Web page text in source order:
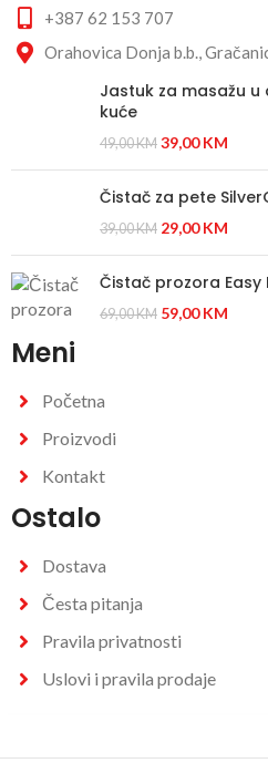
+387 62 153 707
Orahovica Donja b.b.,
Jastuk za masažu
kuće
49,00KM 39,00KM
Čistač za pete
39,00KM 29,00KM
Čistač prozora Easy
69,00KM 59,00KM
Meni
Početna
Proizvodi
Kontakt
Ostalo
Dostava
Česta pitanja
Pravila privatnosti
Uslovi i pravila prodaje